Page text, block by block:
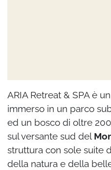
ARIA Retreat & SPA è un
immerso in un parco
ed un bosco di oltre
sul versante sud del
struttura con sole suite
della natura e della